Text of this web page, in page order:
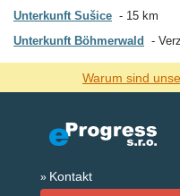
Unterkunft Sušice
15 km
Unterkunft Böhmerwald
Warum sind
Kontakt